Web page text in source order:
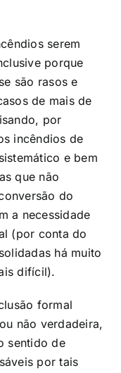
serem
porque
são rasos e
de mais de
por
incêndios de
e bem
que não
do
a necessidade
(por conta do
há muito
difícil).
formal
não verdadeira,
sentido de
por tais